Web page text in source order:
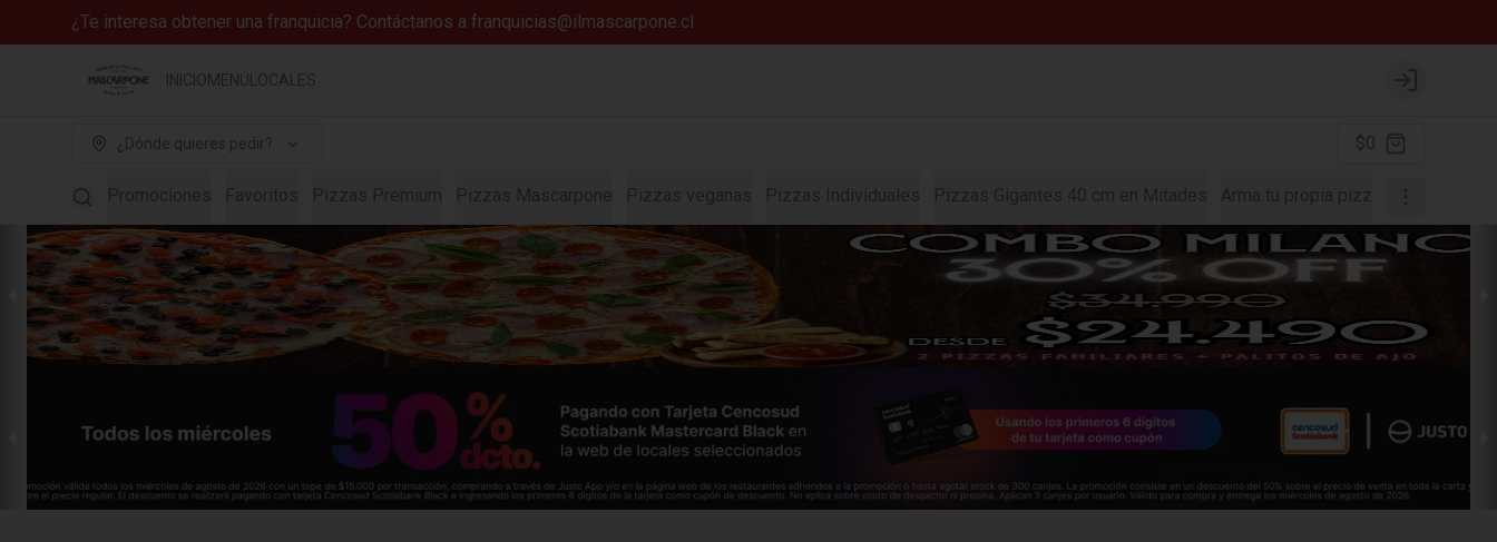
¿Te interesa obtener una franquicia? Contáctanos a franquicias@ilmascarpone.cl
INICIOMENÚ LOCALES
Login
¿Dónde quieres pedir? $0
Promociones Favoritos Pizzas Premium Pizzas Mascarpone Pizzas veganas Pizzas Individuales Pizzas Gigantes 40 cm en Mitades Arma tu propia pizza Fontanas